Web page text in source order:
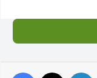
Facebook